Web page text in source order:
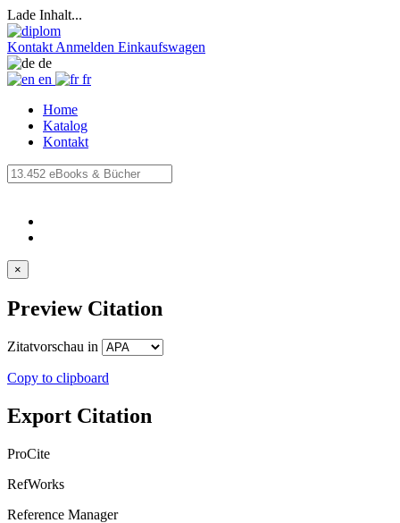
Lade Inhalt...
Kontakt Anmelden Einkaufswagen
de
en
fr
Home
Katalog
Kontakt
×
Preview Citation
Zitatvorschau in
Copy to clipboard
Export Citation
ProCite
RefWorks
Reference Manager